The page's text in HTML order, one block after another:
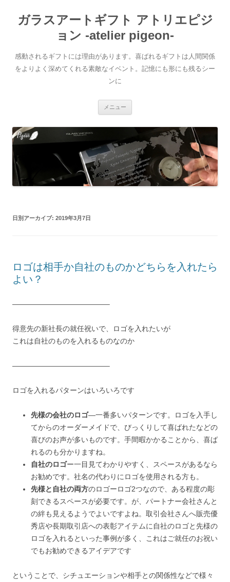
ガラスアートギフト アトリエピジ
ョン -atelier pigeon-
感動されるギフトには理由があります。喜ばれるギフトは人間関係
をよりよく深めてくれる素敵なイベント。記憶にも形にも残るシー
ンに
メニュー
へ
移
動
日別アーカイブ: 2019年3月7日
ロゴは相手か自社のものかどちらを入れたら
よい？
—————————————–
得意先の新社長の就任祝いで、ロゴを入れたいが
これは自社のものを入れるものなのか
—————————————–
ロゴを入れるパターンはいろいろです
先様の会社のロゴ—一番多いパターンです。ロゴを入手し
てからのオーダーメイドで、びっくりして喜ばれたなどの
喜びのお声が多いものです。手間暇かかることから、喜ば
れるのも分かりますね。
自社のロゴー一目見てわかりやすく、スペースがあるなら
お勧めです。社名の代わりにロゴを使用される方も。
先様と自社の両方のロゴーロゴ2つなので、ある程度の彫
刻できるスペースが必要です。が、パートナー会社さんと
の絆も見えるようでよいですよね。取引会社さんへ販売優
秀店や長期取引店への表彰アイテムに自社のロゴと先様の
ロゴを入れるといった事例が多く、これはご就任のお祝い
でもお勧めできるアイデアです
ということで、シチュエーションや相手との関係性などで様々